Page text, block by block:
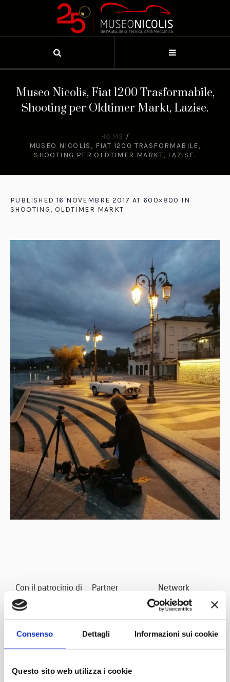
Consenso Dettagli Informazioni sui cookie
Questo sito web utilizza i cookie
Museo Nicolis, Fiat 1200 Trasformabile,
Shooting per Oldtimer Markt, Lazise.
HOME /
MUSEO NICOLIS, FIAT 1200 TRASFORMABILE,
SHOOTING PER OLDTIMER MARKT, LAZISE.
PUBLISHED 16 NOVEMBRE 2017 AT 600×800 IN
SHOOTING, OLDTIMER MARKT.
Con il patrocinio di Partner Network